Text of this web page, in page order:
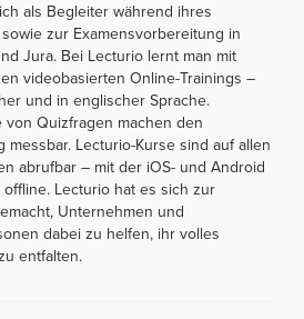
als Begleiter während ihres
zur Examensvorbereitung in
Jura. Bei Lecturio lernt man mit
videobasierten Online-Trainings –
und in englischer Sprache.
von Quizfragen machen den
messbar. Lecturio-Kurse sind auf allen
abrufbar – mit der iOS- und Android
offline. Lecturio hat es sich zur
Unternehmen und
dabei zu helfen, ihr volles
entfalten.